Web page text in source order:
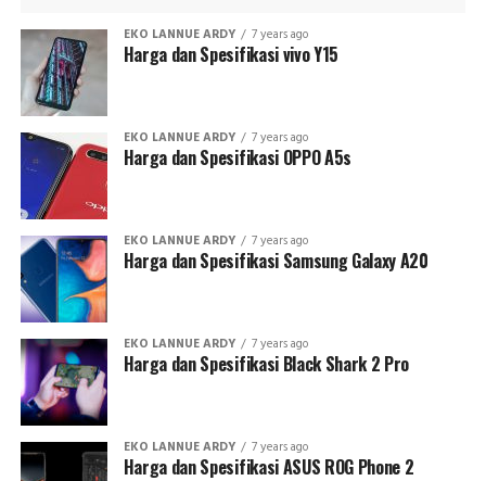
EKO LANNUE ARDY 7 years ago
Harga dan Spesifikasi vivo Y15
EKO LANNUE ARDY 7 years ago
Harga dan Spesifikasi OPPO A5s
EKO LANNUE ARDY 7 years ago
Harga dan Spesifikasi Samsung Galaxy A20
EKO LANNUE ARDY 7 years ago
Harga dan Spesifikasi Black Shark 2 Pro
EKO LANNUE ARDY 7 years ago
Harga dan Spesifikasi ASUS ROG Phone 2